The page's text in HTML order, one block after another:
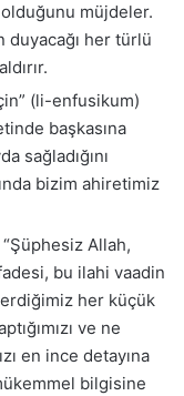
olduğunu müjdeler.
duyacağı her türlü
(li-enfusikum)
başkasına
sağladığını
bizim ahiretimiz
“Şüphesiz Allah,
bu ilahi vaadin
her küçük
ve ne
en ince detayına
bilgisine